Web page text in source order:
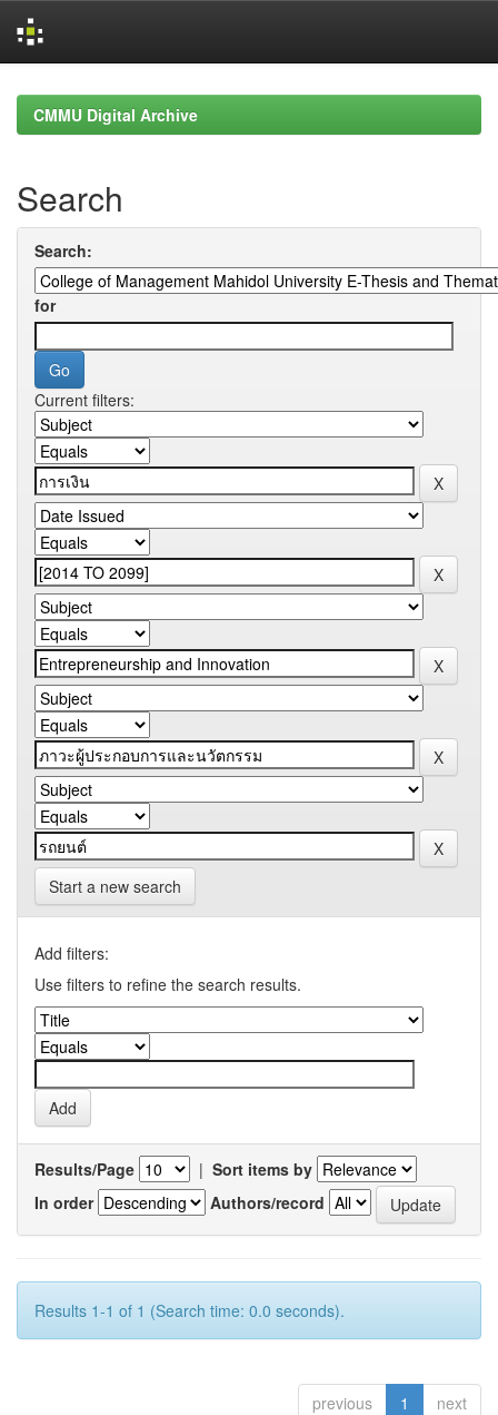
navigationCMMU Digital Archive
Search
Search:
for
Current filters:
Start a new search
Add filters:
Use filters to refine the search results.
Results/Page | Sort items by
In order
Authors/record
Results 1-1 of 1 (Search time: 0.0 seconds).
previous 1 next